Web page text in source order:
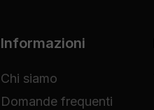
Informazioni
Chi siamo
Domande frequenti